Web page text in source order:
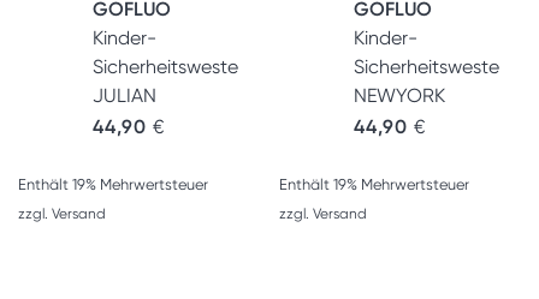
GOFLUO
Kinder-
Sicherheitsweste
JULIAN
44,90 €
Enthält 19% Mehrwertsteuer
zzgl. Versand
GOFLUO
Kinder-
Sicherheitsweste
NEWYORK
44,90 €
Enthält 19% Mehrwertsteuer
zzgl. Versand